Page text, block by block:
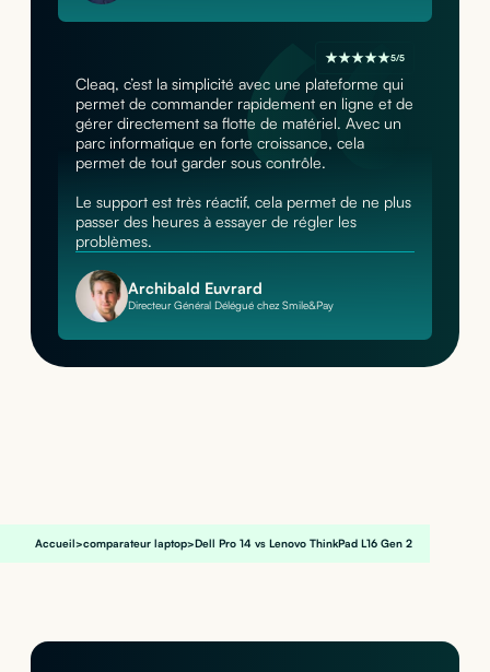
5/5
Cleaq, c’est la simplicité avec une plateforme qui
permet de commander rapidement en ligne et de
gérer directement sa flotte de matériel. Avec un
parc informatique en forte croissance, cela
permet de tout garder sous contrôle.
Le support est très réactif, cela permet de ne plus
passer des heures à essayer de régler les
problèmes.
Archibald Euvrard
Directeur Général Délégué chez Smile&Pay
Accueil>comparateur laptop>Dell Pro 14 vs Lenovo ThinkPad L16 Gen 2